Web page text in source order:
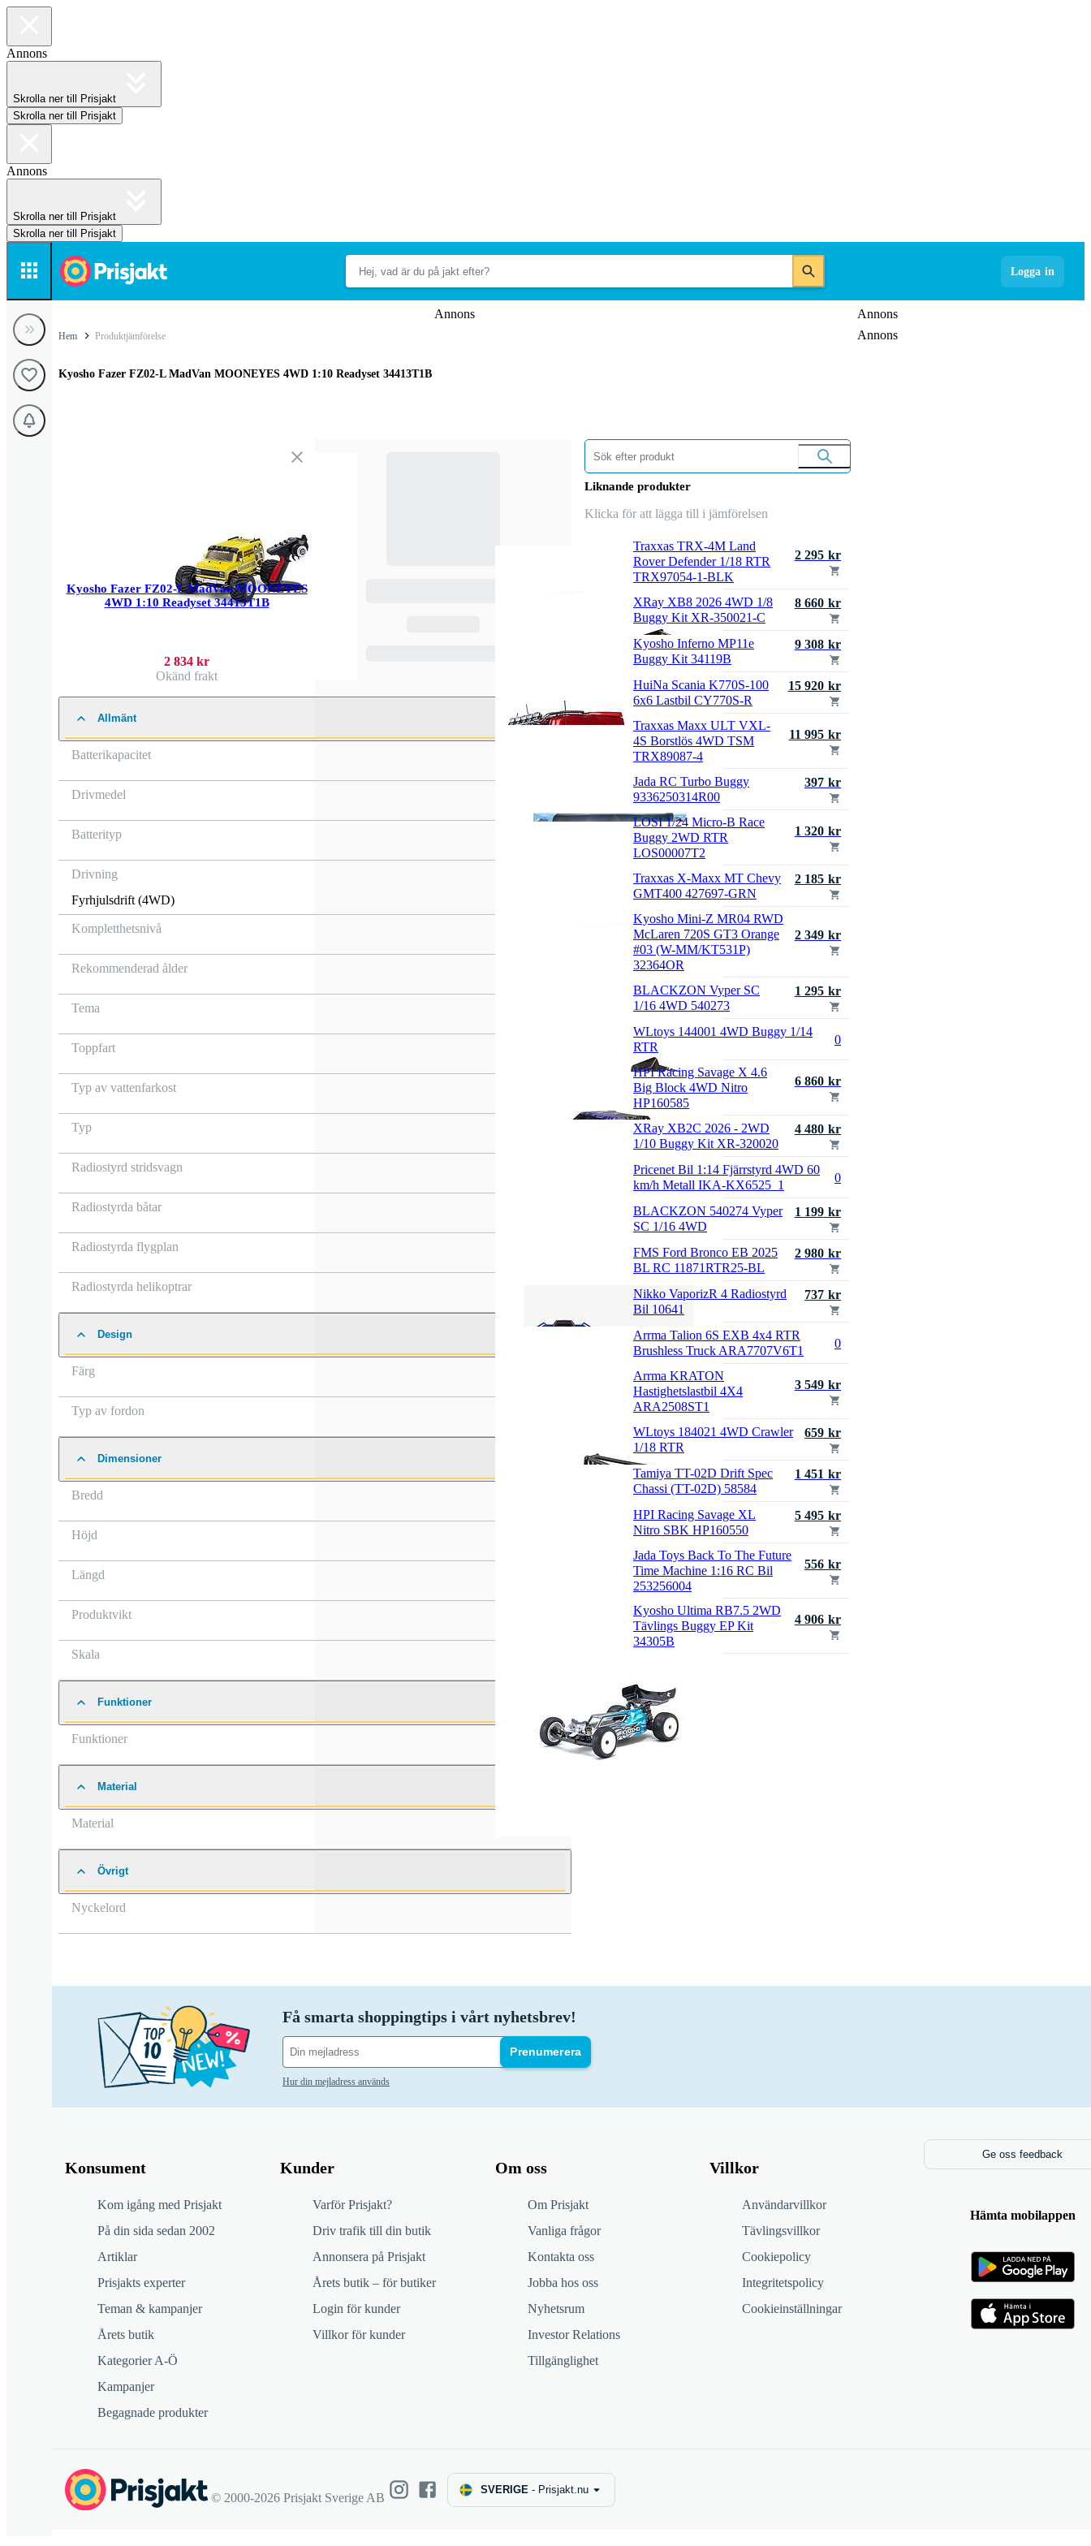
Annons
Skrolla ner till Prisjakt
Skrolla ner till Prisjakt
Annons
Skrolla ner till Prisjakt
Skrolla ner till Prisjakt
Logga in
Annons
Annons
Annons
Hem Produktjämförelse
Kyosho Fazer FZ02-L MadVan MOONEYES 4WD 1:10 Readyset 34413T1B
Kyosho Fazer FZ02-L MadVan MOONEYES
4WD 1:10 Readyset 34413T1B
2 834 kr
Okänd frakt
Allmänt
Batterikapacitet
Drivmedel
Batterityp
Drivning
Fyrhjulsdrift (4WD)
Kompletthetsnivå
Rekommenderad ålder
Tema
Toppfart
Typ av vattenfarkost
Typ
Radiostyrd stridsvagn
Radiostyrda båtar
Radiostyrda flygplan
Radiostyrda helikoptrar
Design
Färg
Typ av fordon
Dimensioner
Bredd
Höjd
Längd
Produktvikt
Skala
Funktioner
Funktioner
Material
Material
Övrigt
Nyckelord
Liknande produkter
Klicka för att lägga till i jämförelsen
Traxxas TRX-4M Land
Rover Defender 1/18 RTR
TRX97054-1-BLK
2 295 kr
XRay XB8 2026 4WD 1/8
Buggy Kit XR-350021-C
8 660 kr
Kyosho Inferno MP11e
Buggy Kit 34119B
9 308 kr
HuiNa Scania K770S-100
6x6 Lastbil CY770S-R
15 920 kr
Traxxas Maxx ULT VXL-
4S Borstlös 4WD TSM
TRX89087-4
11 995 kr
Jada RC Turbo Buggy
9336250314R00
397 kr
LOSI 1/24 Micro-B Race
Buggy 2WD RTR
LOS00007T2
1 320 kr
Traxxas X-Maxx MT Chevy
GMT400 427697-GRN
2 185 kr
Kyosho Mini-Z MR04 RWD
McLaren 720S GT3 Orange
#03 (W-MM/KT531P)
32364OR
2 349 kr
BLACKZON Vyper SC
1/16 4WD 540273
1 295 kr
WLtoys 144001 4WD Buggy 1/14
RTR
0
HPI Racing Savage X 4.6
Big Block 4WD Nitro
HP160585
6 860 kr
XRay XB2C 2026 - 2WD
1/10 Buggy Kit XR-320020
4 480 kr
Pricenet Bil 1:14 Fjärrstyrd 4WD 60
km/h Metall IKA-KX6525_1
0
BLACKZON 540274 Vyper
SC 1/16 4WD
1 199 kr
FMS Ford Bronco EB 2025
BL RC 11871RTR25-BL
2 980 kr
Nikko VaporizR 4 Radiostyrd
Bil 10641
737 kr
Arrma Talion 6S EXB 4x4 RTR
Brushless Truck ARA7707V6T1
0
Arrma KRATON
Hastighetslastbil 4X4
ARA2508ST1
3 549 kr
WLtoys 184021 4WD Crawler
1/18 RTR
659 kr
Tamiya TT-02D Drift Spec
Chassi (TT-02D) 58584
1 451 kr
HPI Racing Savage XL
Nitro SBK HP160550
5 495 kr
Jada Toys Back To The Future
Time Machine 1:16 RC Bil
253256004
556 kr
Kyosho Ultima RB7.5 2WD
Tävlings Buggy EP Kit
34305B
4 906 kr
Få smarta shoppingtips i vårt nyhetsbrev!
Prenumerera
Hur din mejladress används
Konsument
Kom igång med Prisjakt
På din sida sedan 2002
Artiklar
Prisjakts experter
Teman & kampanjer
Årets butik
Kategorier A-Ö
Kampanjer
Begagnade produkter
Kunder
Varför Prisjakt?
Driv trafik till din butik
Annonsera på Prisjakt
Årets butik – för butiker
Login för kunder
Villkor för kunder
Om oss
Om Prisjakt
Vanliga frågor
Kontakta oss
Jobba hos oss
Nyhetsrum
Investor Relations
Tillgänglighet
Villkor
Användarvillkor
Tävlingsvillkor
Cookiepolicy
Integritetspolicy
Cookieinställningar
Ge oss feedback
Hämta mobilappen
© 2000-2026 Prisjakt Sverige AB
SVERIGE - Prisjakt.nu